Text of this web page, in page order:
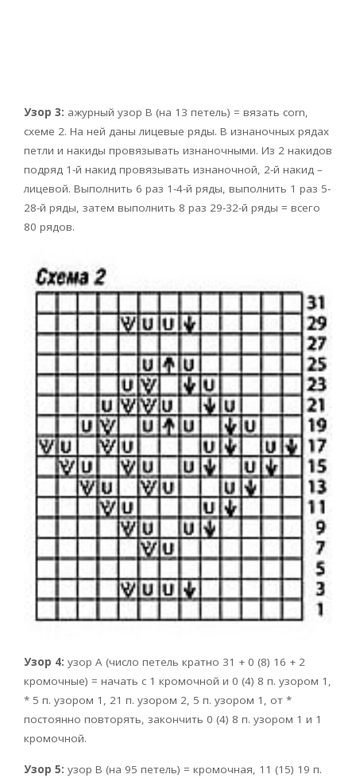
Узор 3: ажурный узор В (на 13 петель) = вязать corn,
схеме 2. На ней даны лицевые ряды. В изнаночных рядах
петли и накиды провязывать изнаночными. Из 2 накидов
подряд 1-й накид провязывать изнаночной, 2-й накид –
лицевой. Выполнить 6 раз 1-4-й ряды, выполнить 1 раз 5-
28-й ряды, затем выполнить 8 раз 29-32-й ряды = всего
80 рядов.
Узор 4: узор А (число петель кратно 31 + 0 (8) 16 + 2
кромочные) = начать с 1 кромочной и 0 (4) 8 п. узором 1,
* 5 п. узором 1, 21 п. узором 2, 5 п. узором 1, от *
постоянно повторять, закончить 0 (4) 8 п. узором 1 и 1
кромочной.
Узор 5: узор В (на 95 петель) = кромочная, 11 (15) 19 п.